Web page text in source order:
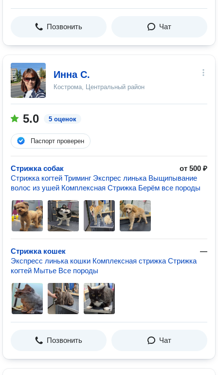
Позвонить Чат
Инна С.
Кострома, Центральный район
5.0 5 оценок
Паспорт проверен
Стрижка собак
от 500 ₽
Стрижка когтей Триминг Экспрес линька Выщипывание
волос из ушей Комплексная Стрижка Берём все породы
Стрижка кошек
—
Экспресс линька кошки Комплексная стрижка Стрижка
когтей Мытье Все породы
Позвонить Чат